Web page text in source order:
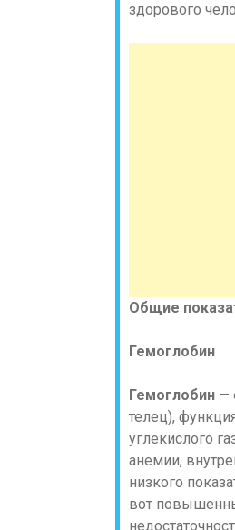
здорового
Общие
Гемоглобин
Гемоглобин —
телец),
углекислого
анемии,
низкого
вот